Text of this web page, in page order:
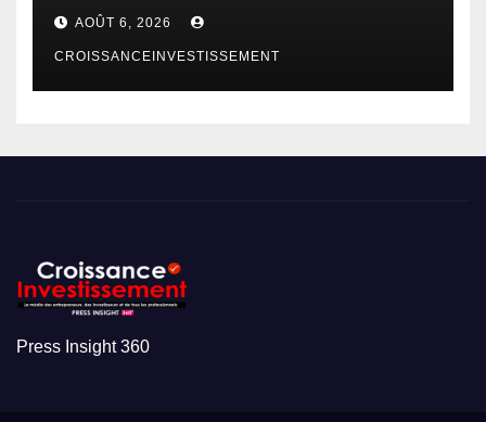
AOÛT 6, 2026
CROISSANCEINVESTISSEMENT
Press Insight 360